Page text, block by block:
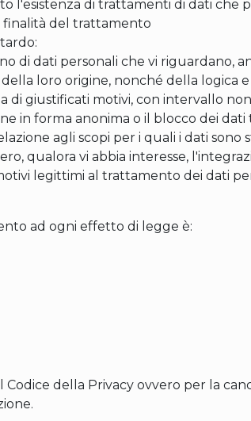
l'esistenza di trattamenti di dati che
finalità del trattamento
di dati personali che vi riguardano,
loro origine, nonché della logica
di giustificati motivi, con intervallo
in forma anonima o il blocco dei
agli scopi per i quali i dati
qualora vi abbia interesse,
legittimi al trattamento dei dati
ad ogni effetto di legge è:
della Privacy ovvero per la